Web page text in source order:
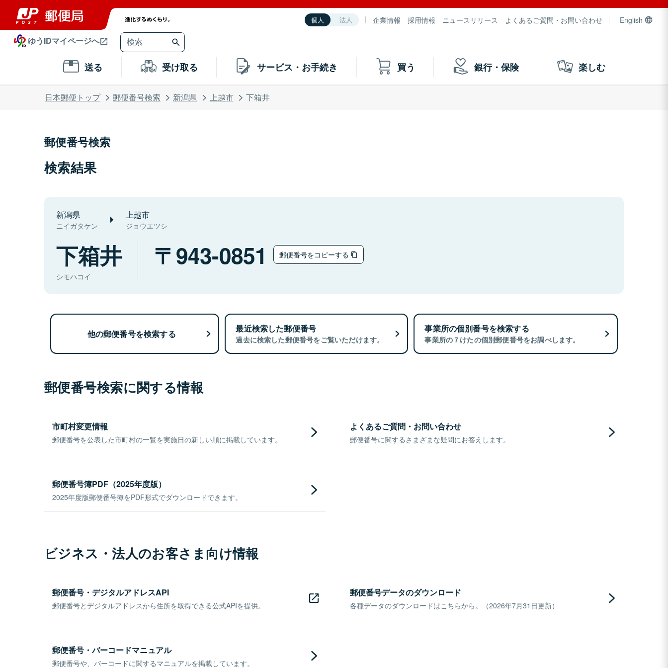
個人 法人 企業情報 採用情報 ニュースリリース よくあるご質問・お問い合わせ English
ゆうIDマイページへ
送る 受け取る サービス・お手続き 買う 銀行・保険 楽しむ
日本郵便トップ 郵便番号検索 新潟県 上越市 下箱井
郵便番号検索
検索結果
新潟県
ニイガタケン
上越市
ジョウエツシ
下箱井
シモハコイ
943-0851 郵便番号をコピーする
他の郵便番号を検索する 最近検索した郵便番号
過去に検索した郵便番号をご覧いただけます。
事業所の個別番号を検索する
事業所の７けたの個別郵便番号をお調べします。
郵便番号検索に関する情報
市町村変更情報
郵便番号を公表した市町村の一覧を実施日の新しい順に掲載しています。
よくあるご質問・お問い合わせ
郵便番号に関するさまざまな疑問にお答えします。
郵便番号簿PDF（2025年度版）
2025年度版郵便番号簿をPDF形式でダウンロードできます。
ビジネス・法人のお客さま向け情報
郵便番号・デジタルアドレスAPI
郵便番号とデジタルアドレスから住所を取得できる公式APIを提供。
郵便番号データのダウンロード
各種データのダウンロードはこちらから。（2026年7月31日更新）
郵便番号・バーコードマニュアル
郵便番号や、バーコードに関するマニュアルを掲載しています。